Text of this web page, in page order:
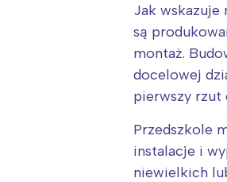
Jak wskazuje
są
montaż.
docelowej
pierwszy rzut
Przedszkole
instalacje i
niewielkich